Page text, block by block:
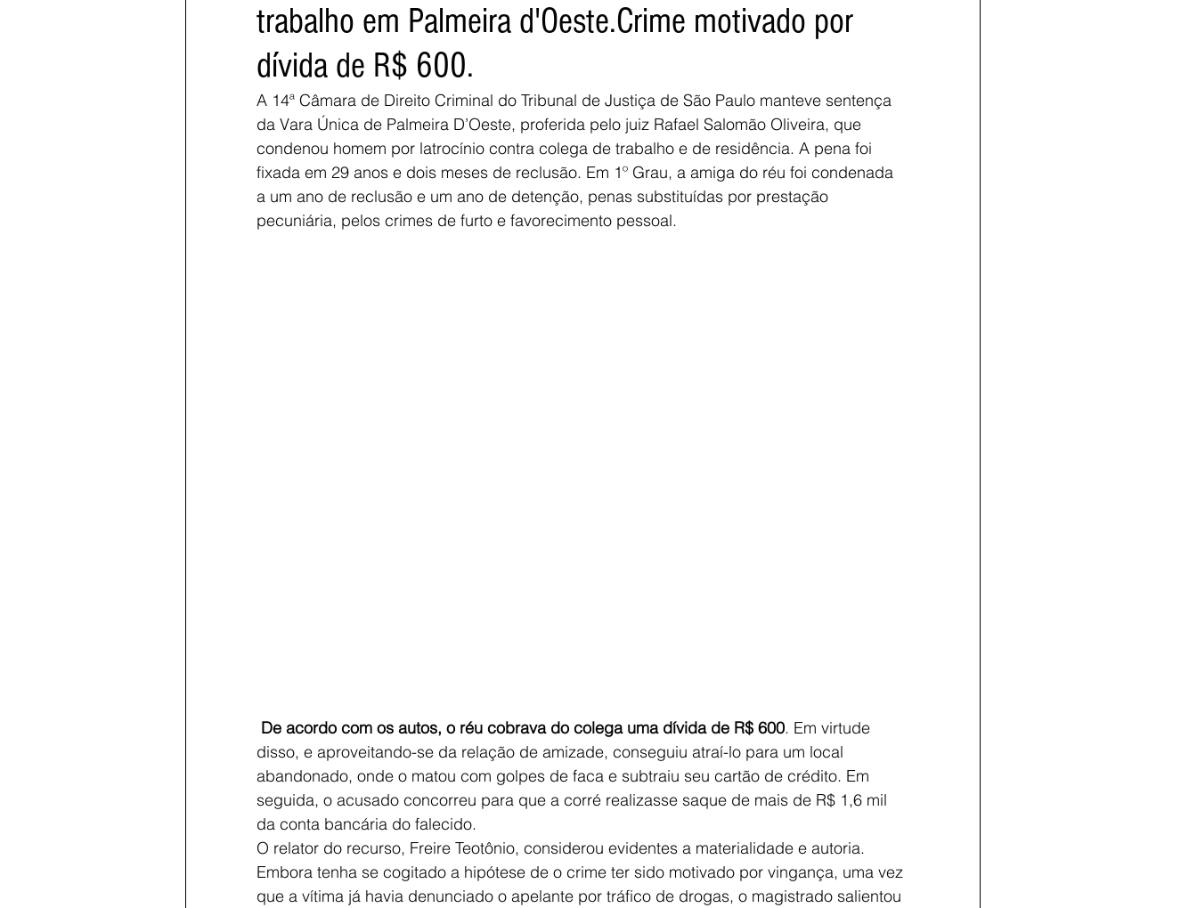
Voltar
trabalho em Palmeira d'Oeste.Crime motivado por
dívida de R$ 600.
A 14ª Câmara de Direito Criminal do Tribunal de Justiça de São Paulo manteve sentença
da Vara Única de Palmeira D’Oeste, proferida pelo juiz Rafael Salomão Oliveira, que
condenou homem por latrocínio contra colega de trabalho e de residência. A pena foi
fixada em 29 anos e dois meses de reclusão. Em 1º Grau, a amiga do réu foi condenada
a um ano de reclusão e um ano de detenção, penas substituídas por prestação
pecuniária, pelos crimes de furto e favorecimento pessoal.
De acordo com os autos, o réu cobrava do colega uma dívida de R$ 600. Em virtude
disso, e aproveitando-se da relação de amizade, conseguiu atraí-lo para um local
abandonado, onde o matou com golpes de faca e subtraiu seu cartão de crédito. Em
seguida, o acusado concorreu para que a corré realizasse saque de mais de R$ 1,6 mil
da conta bancária do falecido.
O relator do recurso, Freire Teotônio, considerou evidentes a materialidade e autoria.
Embora tenha se cogitado a hipótese de o crime ter sido motivado por vingança, uma vez
que a vítima já havia denunciado o apelante por tráfico de drogas, o magistrado salientou